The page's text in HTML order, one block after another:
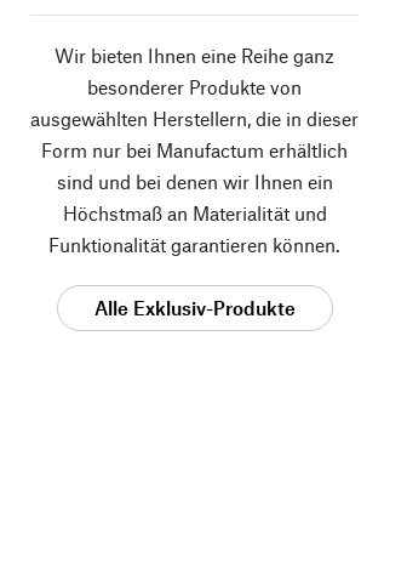
Wir bieten Ihnen eine Reihe ganz
besonderer Produkte von
ausgewählten Herstellern, die in dieser
Form nur bei Manufactum erhältlich
sind und bei denen wir Ihnen ein
Höchstmaß an Materialität und
Funktionalität garantieren können.
Alle Exklusiv-Produkte